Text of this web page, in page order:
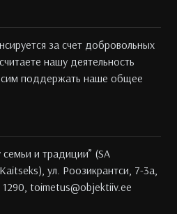
за счет добровольных
нашу деятельность
поддержать наше общее
и традиции” (SA
ул. Роозикрантси, 7-3а,
1290, toimetus@objektiiv.ee